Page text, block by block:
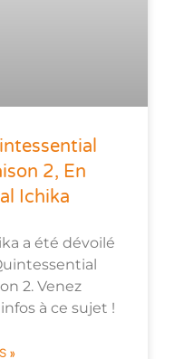
2, En
Ichika
a été dévoilé
2. Venez
à ce sujet !
»